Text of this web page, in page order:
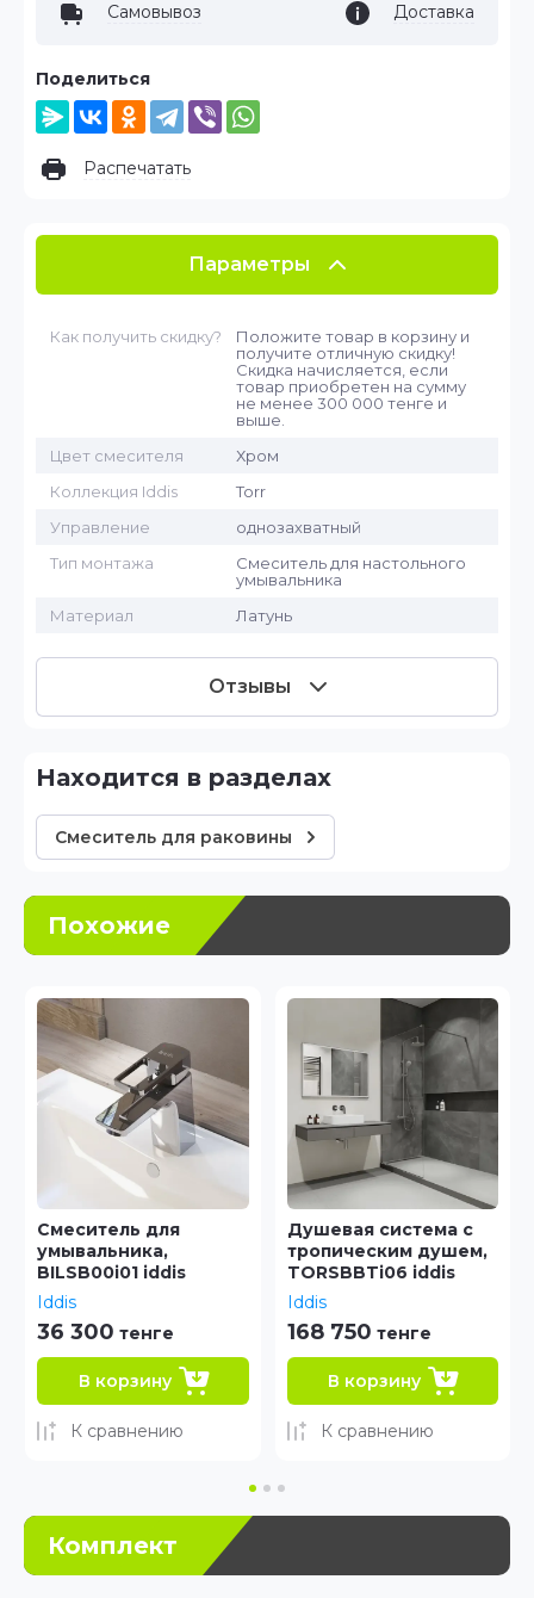
Самовывоз Доставка
Поделиться
Распечатать
Параметры
Как получить скидку?
Положите товар в корзину и
получите отличную скидку!
Скидка начисляется, если
товар приобретен на сумму
не менее 300 000 тенге и
выше.
Цвет смесителя
Хром
Коллекция Iddis
Torr
Управление
однозахватный
Тип монтажа
Смеситель для настольного
умывальника
Материал
Латунь
Отзывы
Находится в разделах
Смеситель для раковины
Похожие
Душевая система с
тропическим душем,
TORSBBTi06 iddis
Iddis
168 750 тенге
В корзину
К сравнению
Смеситель для кухни,
PURSBPFi05 iddis
Iddis
101 000 тенге
В корзину
К сравнению
Комплект